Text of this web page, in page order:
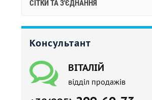
СІТКИ ТА З'ЄДНАННЯ
Консультант
ВІТАЛІЙ
відділ продажів